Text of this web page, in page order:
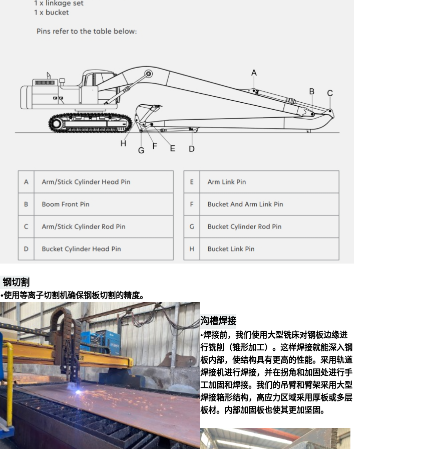
钢切割
•使用等离子切割机确保钢板切割的精度。
沟槽焊接
•焊接前，我们使用大型铣床对钢板边缘进
行铣削（锥形加工）。这样焊接就能深入钢
板内部，使结构具有更高的性能。 采用轨道
焊接机进行焊接，并在拐角和加固处进行手
工加固和焊接。 我们的吊臂和臂架采用大型
焊接箱形结构，高应力区域采用厚板或多层
板材。 内部加固板也使其更加坚固。